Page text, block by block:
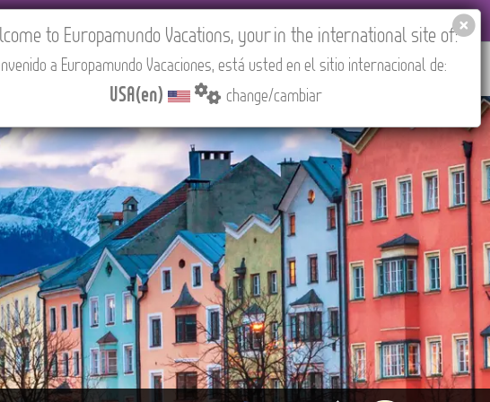
BUY FEATURED ABOUT US CONTACT Find your Tour
to Europamundo Vacations, your in the international site of:
a Europamundo Vacaciones, está usted en el sitio internacional de:
USA(en) change/cambiar